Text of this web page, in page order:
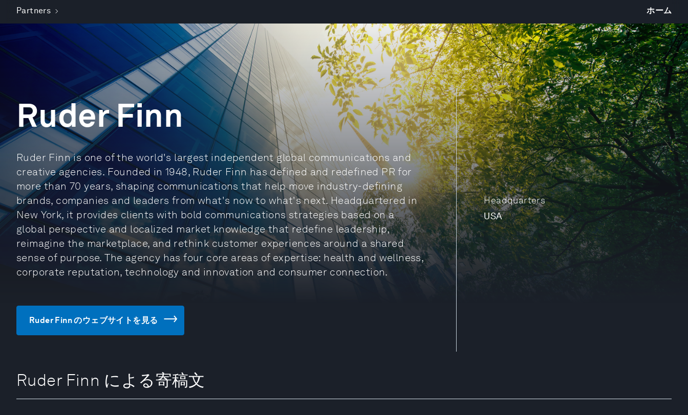
Partners ホーム
Headquarters
USA
Ruder Finn
Ruder Finn is one of the world's largest independent global communications and
creative agencies. Founded in 1948, Ruder Finn has defined and redefined PR for
more than 70 years, shaping communications that help move industry-defining
brands, companies and leaders from what's now to what's next. Headquartered in
New York, it provides clients with bold communications strategies based on a
global perspective and localized market knowledge that redefine leadership,
reimagine the marketplace, and rethink customer experiences around a shared
sense of purpose. The agency has four core areas of expertise: health and wellness,
corporate reputation, technology and innovation and consumer connection.
Ruder Finn のウェブサイトを見る
Ruder Finn による寄稿文